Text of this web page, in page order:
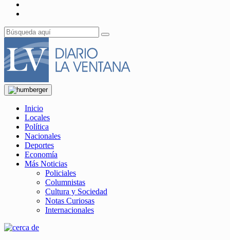
Inicio
Locales
Política
Nacionales
Deportes
Economía
Más Noticias
Policiales
Columnistas
Cultura y Sociedad
Notas Curiosas
Internacionales